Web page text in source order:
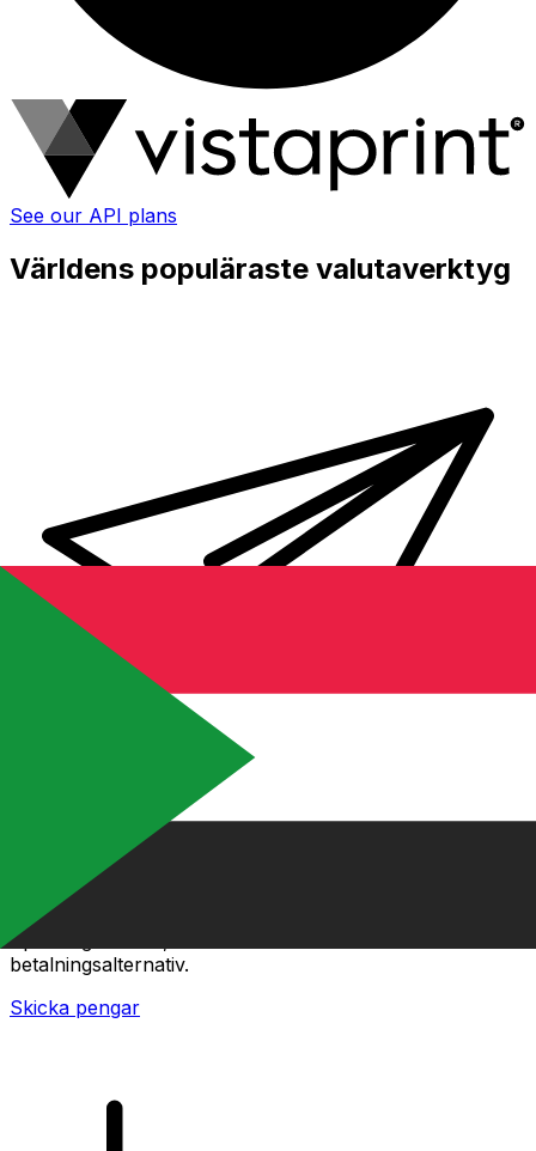
See our API plans
Världens populäraste valutaverktyg
XE Internationella valutaöverföringar
Skicka pengar online snabbt, säkert och enkelt.
Spårning i realtid, notiser och flexibla leverans- och
betalningsalternativ.
Skicka pengar